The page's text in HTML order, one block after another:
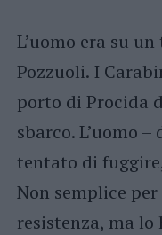
L’uomo era su
Pozzuoli. I
porto di Procida
sbarco. L’uomo
tentato di
Non semplice
resistenza, ma